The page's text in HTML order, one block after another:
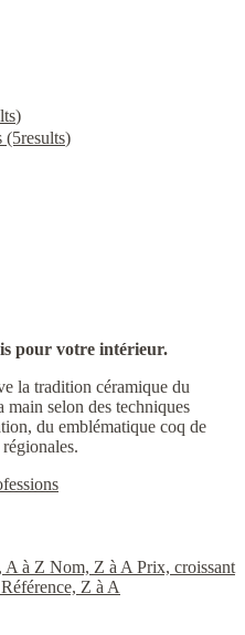
)
(5results)
pour votre intérieur.
la tradition céramique du
main selon des techniques
du emblématique coq de
A à Z Nom, Z à A Prix, croissant
Référence, Z à A